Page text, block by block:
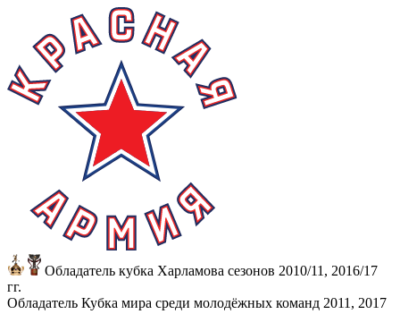
Обладатель кубка Харламова сезонов 2010/11, 2016/17
гг.
Обладатель Кубка мира среди молодёжных команд 2011, 2017